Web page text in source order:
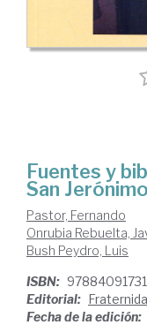
Fuentes y
San
Pastor, Fernando
Onrubia Rebuelta,
Bush Peydro, Luis
ISBN:
Editorial:
Fecha de la edición: